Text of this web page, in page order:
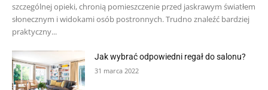
szczególnej opieki, chronią pomieszczenie przed jaskrawym światłem
słonecznym i widokami osób postronnych. Trudno znaleźć bardziej
praktyczny...
Jak wybrać odpowiedni regał do salonu?
31 marca 2022